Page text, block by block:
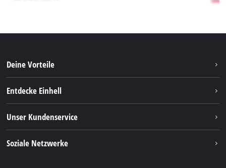
Deine Vorteile
Entdecke Einhell
Nachhaltigkeit
Unser Kundenservice
Soziale Netzwerke